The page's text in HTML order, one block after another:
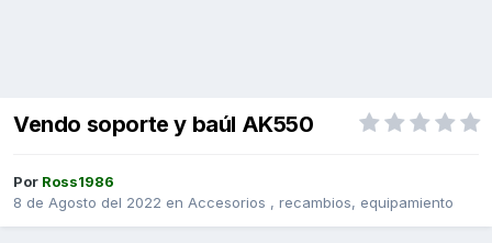
Vendo soporte y baúl AK550
Por Ross1986
8 de Agosto del 2022 en Accesorios , recambios, equipamiento